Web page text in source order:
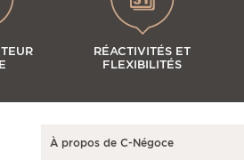
RÉACTIVITÉS ET
FLEXIBILITÉS
À propos de C-Négoce